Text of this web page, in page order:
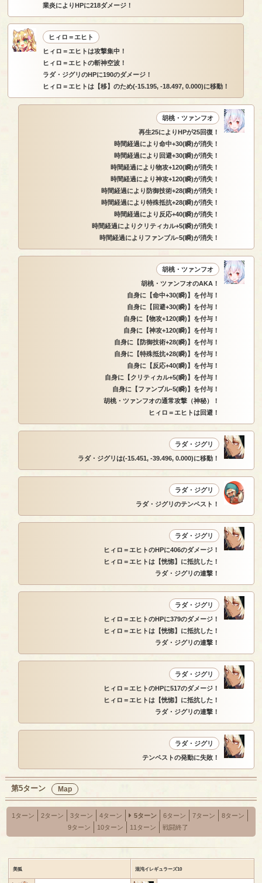
業炎によりHPに218ダメージ！
ヒィロ＝エヒト
ヒィロ＝エヒトは攻撃集中！
ヒィロ＝エヒトの斬神空波！
ラダ・ジグリのHPに190のダメージ！
ヒィロ＝エヒトは【移】のため(-15.195, -18.497, 0.000)に移動！
胡桃・ツァンフオ
再生25によりHPが25回復！
時間経過により命中+30(瞬)が消失！
時間経過により回避+30(瞬)が消失！
時間経過により物攻+120(瞬)が消失！
時間経過により神攻+120(瞬)が消失！
時間経過により防御技術+28(瞬)が消失！
時間経過により特殊抵抗+28(瞬)が消失！
時間経過により反応+40(瞬)が消失！
時間経過によりクリティカル+5(瞬)が消失！
時間経過によりファンブル-5(瞬)が消失！
胡桃・ツァンフオ
胡桃・ツァンフオのAKA！
自身に【命中+30(瞬)】を付与！
自身に【回避+30(瞬)】を付与！
自身に【物攻+120(瞬)】を付与！
自身に【神攻+120(瞬)】を付与！
自身に【防御技術+28(瞬)】を付与！
自身に【特殊抵抗+28(瞬)】を付与！
自身に【反応+40(瞬)】を付与！
自身に【クリティカル+5(瞬)】を付与！
自身に【ファンブル-5(瞬)】を付与！
胡桃・ツァンフオの通常攻撃（神秘）！
ヒィロ＝エヒトは回避！
ラダ・ジグリ
ラダ・ジグリは(-15.451, -39.496, 0.000)に移動！
ラダ・ジグリ
ラダ・ジグリのテンペスト！
ラダ・ジグリ
ヒィロ＝エヒトのHPに406のダメージ！
ヒィロ＝エヒトは【恍惚】に抵抗した！
ラダ・ジグリの連撃！
ラダ・ジグリ
ヒィロ＝エヒトのHPに379のダメージ！
ヒィロ＝エヒトは【恍惚】に抵抗した！
ラダ・ジグリの連撃！
ラダ・ジグリ
ヒィロ＝エヒトのHPに517のダメージ！
ヒィロ＝エヒトは【恍惚】に抵抗した！
ラダ・ジグリの連撃！
ラダ・ジグリ
テンペストの発動に失敗！
第5ターン Map
1ターン 2ターン 3ターン 4ターン 5ターン 6ターン 7ターン
8ターン
9ターン
10ターン 11ターン 戦闘終了
美狐 混沌イレギュラーズ10